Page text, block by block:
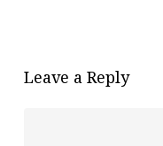
Leave a Reply